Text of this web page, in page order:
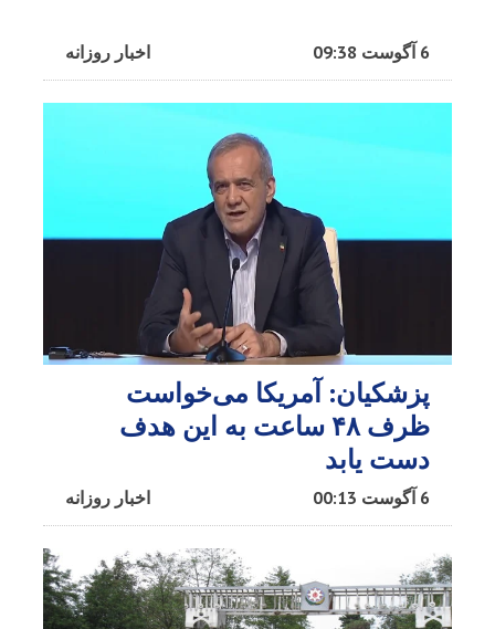
اخبار روزانه 6 آگوست 09:38
پزشکیان: آمریکا می‌خواست
ظرف ۴۸ ساعت به این هدف
دست یابد
اخبار روزانه 6 آگوست 00:13